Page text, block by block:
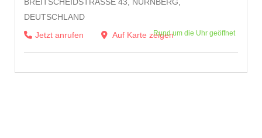
EUTSCHLAND
Jetzt anrufen
Auf Karte zeigenRund um die Uhr geöffnet